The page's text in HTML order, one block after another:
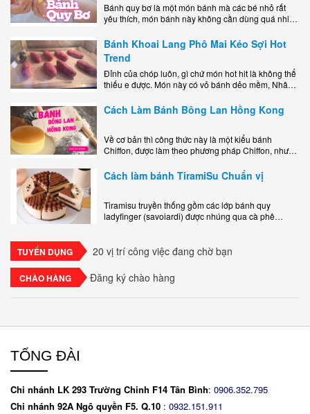
Bánh quy bơ là một món bánh mà các bé nhỏ rất
yêu thích, món bánh này không cần dùng quá nhiều
Bánh Khoai Lang Phô Mai Kéo Sợi Hot
Trend
Đỉnh của chóp luôn, gì chứ món hot hit là không thể
thiếu e được. Món này có vỏ bánh dẻo mềm, Nhân
Cách Làm Bánh Bông Lan Hồng Kong
Về cơ bản thì công thức này là một kiểu bánh
Chiffon, được làm theo phương pháp Chiffon, nhưng
ngon, làm..
Cách làm bánh TiramiSu Chuẩn vị
Tiramisu truyền thống gồm các lớp bánh quy
ladyfinger (savoiardi) được nhúng qua cà phê
TUYỂN DỤNG 20 vị trí công việc đang chờ bạn
CHÀO HÀNG Đăng ký chào hàng
TỔNG ĐÀI
Chi nhánh LK 293 Trường Chinh F14 Tân Bình: 0906.352.795
Chi nhánh 92A Ngô quyền F5. Q.10 : 0932.151.911